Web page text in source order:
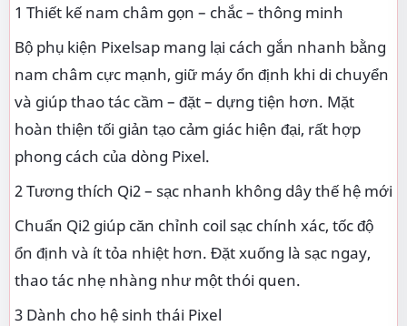
1 Thiết kế nam châm gọn – chắc – thông minh
Bộ phụ kiện Pixelsap mang lại cách gắn nhanh bằng
nam châm cực mạnh, giữ máy ổn định khi di chuyển
và giúp thao tác cầm – đặt – dựng tiện hơn. Mặt
hoàn thiện tối giản tạo cảm giác hiện đại, rất hợp
phong cách của dòng Pixel.
2 Tương thích Qi2 – sạc nhanh không dây thế hệ mới
Chuẩn Qi2 giúp căn chỉnh coil sạc chính xác, tốc độ
ổn định và ít tỏa nhiệt hơn. Đặt xuống là sạc ngay,
thao tác nhẹ nhàng như một thói quen.
3 Dành cho hệ sinh thái Pixel